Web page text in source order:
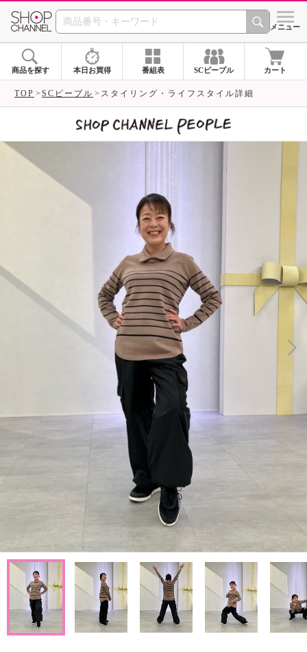
SHOP CHANNEL シメニュー
商品を探す 本日お買得 番組表 SCピープル カート
TOP SCピープル スタイリング・ライフスタイル詳細